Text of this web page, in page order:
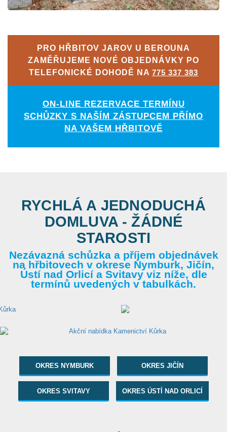
PRO HŘBITOV JAROV U BEROUNA
ZAMĚŘUJEME NOVÉ OBJEDNÁVKY PO
TELEFONICKÉ DOHODĚ NA 775 337 383
ON-LINE REZERVACE TERMÍNU
SCHŮZKY S NAŠÍM ZÁSTUPCEM PŘÍMO
NA VAŠEM HŘBITOVĚ
RYCHLÁ A JEDNODUCHÁ
DOMLUVA - ŽÁDNÉ
STAROSTI
Nezávazná schůzka a příjem objednávek
na hřbitovech v okrese Nymburk, Jičín,
Ústí nad Orlicí a Svitavy viz níže, dle
termínů uvedených v tabulkách.
OKRES NYMBURK OKRES JIČÍN
OKRES SVITAVY OKRES ÚSTÍ NAD ORLICÍ